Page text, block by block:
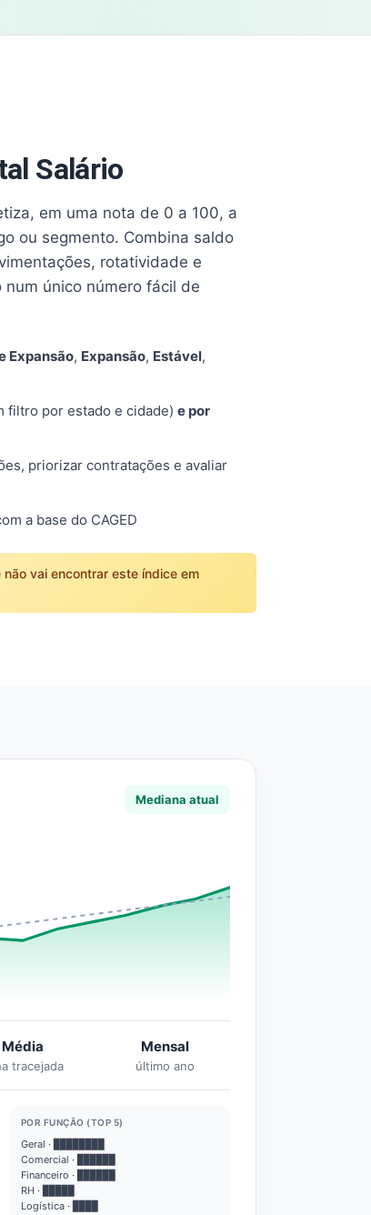
Salário
em uma nota de 0 a 100, a
ou segmento. Combina saldo
rotatividade e
único número fácil de
Expansão, Expansão, Estável,
filtro por estado e cidade) e por
priorizar contratações e avaliar
a base do CAGED
vai encontrar este índice em
Mediana atual
Média
tracejada
Mensal
último ano
POR FUNÇÃO (TOP 5)
Geral · ████████
Comercial · ██████
Financeiro · ██████
RH · █████
Logística · ████